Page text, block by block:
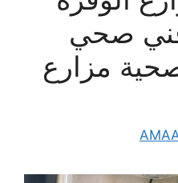
فني صحي
مزارع